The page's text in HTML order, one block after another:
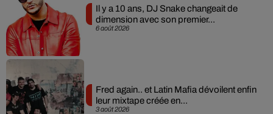
6 août 2026
Il y a 10 ans, DJ Snake changeait de
dimension avec son premier...
3 août 2026
Fred again.. et Latin Mafia dévoilent enfin
leur mixtape créée en...